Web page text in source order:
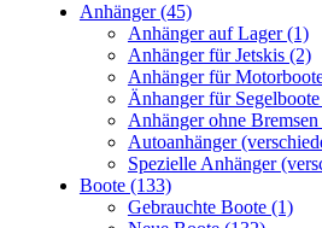
Anhänger (45)
Anhänger auf Lager (1)
Anhänger für Jetskis (2)
Anhänger für
Änhanger für
Anhänger ohne
Autoanhänger
Spezielle Anhänger
Boote (133)
Gebrauchte Boote (1)